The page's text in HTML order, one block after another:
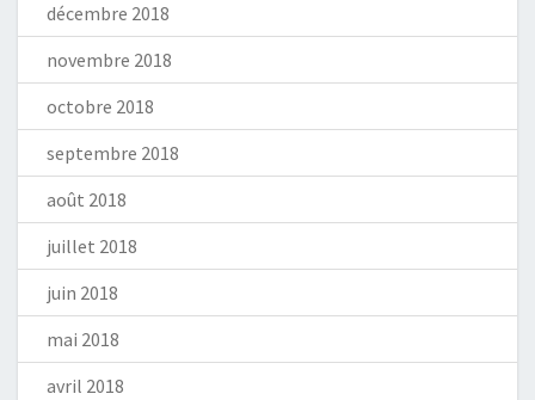
décembre 2018
novembre 2018
octobre 2018
septembre 2018
août 2018
juillet 2018
juin 2018
mai 2018
avril 2018